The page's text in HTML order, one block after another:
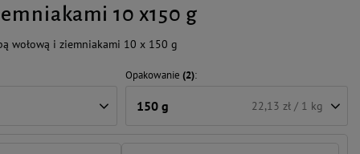
10 x150 g
wołową i ziemniakami 10 x 150 g
Opakowanie (2)
150 g 22,13 zł / 1 kg